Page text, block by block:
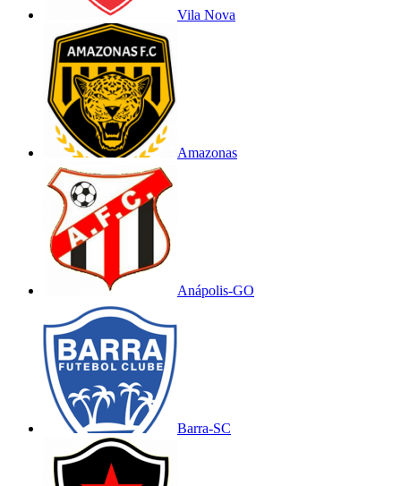
Vila Nova
Amazonas
Anápolis-GO
Barra-SC